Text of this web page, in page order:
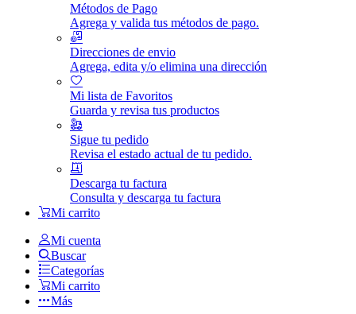
Métodos de Pago
Agrega y valida tus métodos de pago.
Direcciones de envio
Agrega, edita y/o elimina una dirección
Mi lista de Favoritos
Guarda y revisa tus productos
Sigue tu pedido
Revisa el estado actual de tu pedido.
Descarga tu factura
Consulta y descarga tu factura
Mi carrito
Mi cuenta
Buscar
Categorías
Mi carrito
Más